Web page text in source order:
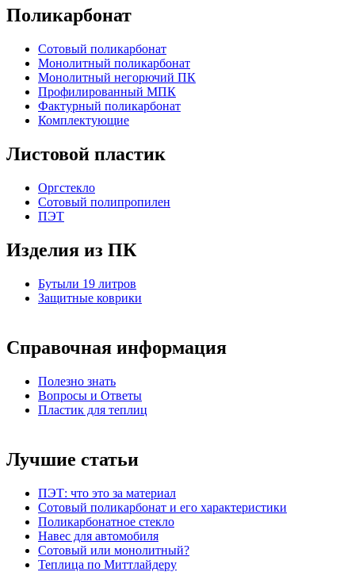
Поликарбонат
Сотовый поликарбонат
Монолитный поликарбонат
Монолитный негорючий ПК
Профилированный МПК
Фактурный поликарбонат
Комплектующие
Листовой пластик
Оргстекло
Cотовый полипропилен
ПЭТ
Изделия из ПК
Бутыли 19 литров
Защитные коврики
Справочная информация
Полезно знать
Вопросы и Ответы
Пластик для теплиц
Лучшие статьи
ПЭТ: что это за материал
Сотовый поликарбонат и его характеристики
Поликарбонатное стекло
Навес для автомобиля
Сотовый или монолитный?
Теплица по Миттлайдеру